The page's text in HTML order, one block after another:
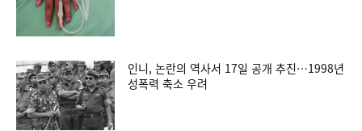
인니, 논란의 역사서 17일 공개 추진…1998년
성폭력 축소 우려